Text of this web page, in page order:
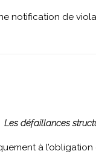
notification de
Les défaillances
à